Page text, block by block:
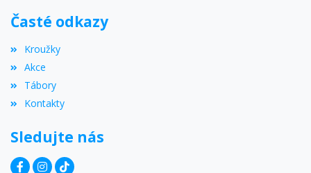
Časté odkazy
Kroužky
Akce
Tábory
Kontakty
Sledujte nás